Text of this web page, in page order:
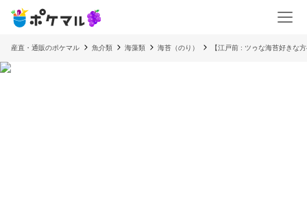
産直・通販のポケマル 魚介類 海藻類 海苔（のり） 【江戸前 : ツゥな海苔好きな